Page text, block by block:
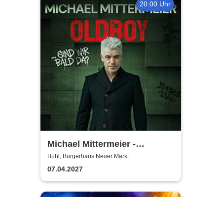
20:00 Uhr
Michael Mittermeier -
OLDBOY... sind wir bald da?
Bühl, Bürgerhaus Neuer Markt
07.04.2027